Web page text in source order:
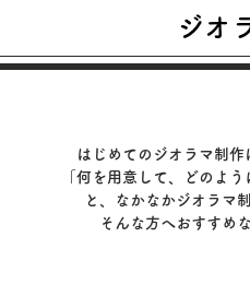
ジオ
はじめてのジオラマ制作
「何を用意して、どのよ
と、なかなかジオラマ
そんな方へおすすめ